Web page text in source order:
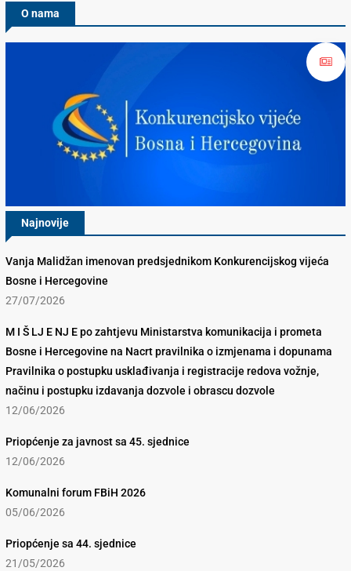
O nama
Najnovije
Vanja Malidžan imenovan predsjednikom Konkurencijskog vijeća
Bosne i Hercegovine
27/07/2026
M I Š LJ E NJ E po zahtjevu Ministarstva komunikacija i prometa
Bosne i Hercegovine na Nacrt pravilnika o izmjenama i dopunama
Pravilnika o postupku usklađivanja i registracije redova vožnje,
načinu i postupku izdavanja dozvole i obrascu dozvole
12/06/2026
Priopćenje za javnost sa 45. sjednice
12/06/2026
Komunalni forum FBiH 2026
05/06/2026
Priopćenje sa 44. sjednice
21/05/2026